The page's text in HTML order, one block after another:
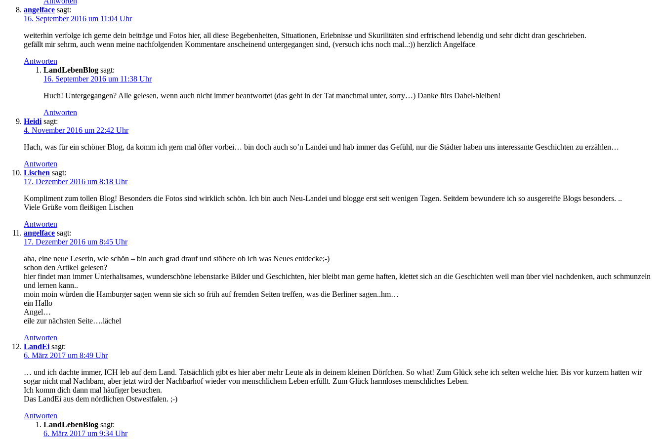
angelface sagt:
16. September 2016 um 11:04 Uhr
weiterhin verfolge ich gerne dein beiträge und Fotos hier, all diese Begebenheiten, Situationen, Erlebnisse und Skurilitäten sind erfrischend lebendig und sehr dicht dran geschrieben.
gefällt mir sehrm, auch wenn meine nachfolgenden Kommentare anscheinend untergegangen sind, (versuch ichs noch mal..:)) herzlich Angelface
Antworten
LandLebenBlog sagt:
16. September 2016 um 11:38 Uhr
Huch! Untergegangen? Alle gelesen, wenn auch nicht immer beantwortet (das geht in der Tat manchmal unter, sorry…) Danke fürs Dabei-bleiben!
Antworten
Heidi sagt:
4. November 2016 um 22:42 Uhr
Hach, was für ein schöner Blog, da komm ich gern mal öfter vorbei… bin doch auch so’n Landei und hab immer das Gefühl, nur die Städter haben uns interessante Geschichten zu erzählen…
Antworten
Lischen sagt:
17. Dezember 2016 um 8:18 Uhr
Kompliment zum tollen Blog! Besonders die Fotos sind wirklich schön. Ich bin auch Neu-Landei und blogge erst seit wenigen Tagen. Seitdem bewundere ich so ausgereifte Blogs besonders. ..
Viele Grüße vom fleißigen Lischen
Antworten
angelface sagt:
17. Dezember 2016 um 8:45 Uhr
aha, eine neue Leserin, wie schön – bin auch grad drauf und stöbere ob ich was Neues entdecke;-)
schon den Artikel gelesen?
hier findet man immer Unterhaltsames, wunderschöne lebenstarke Bilder und Geschichten, hier bleibt man gerne haften, klettet sich an die Geschichten weil man über viel nachdenken, auch schmunzeln
und lernen kann..
moin moin würden die Hamburger sagen wenn sie sich so früh auf fremden Seiten treffen, was die Berliner sagen..hm…
ein Hallo
Angel…
eile zur nächsten Seite….lächel
Antworten
LandEi sagt:
6. März 2017 um 8:49 Uhr
… und ich dachte immer, ICH leb auf dem Land. Tatsächlich gibt es hier aber mehr Leute als in deinem kleinen Dörfchen. So what! Zum Glück sehe ich selten welche hier. Bis vor kurzem hatten wir
sogar nicht mal Nachbarn, aber jetzt wird der Nachbarhof wieder von menschlichem Leben erfüllt. Zum Glück harmloses menschliches Leben.
Ich komm dich dann mal häufiger besuchen.
Das LandEi aus dem nördlichen Ostwestfalen. ;-)
Antworten
LandLebenBlog sagt:
6. März 2017 um 9:34 Uhr